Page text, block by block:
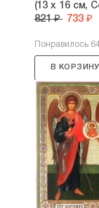
(13 х 16 см,
821 ₽ 733 ₽
Понравилось
В КОРЗИНУ